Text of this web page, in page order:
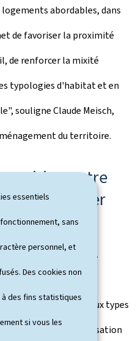
essentiels
sans
personnel, et
Des cookies non
des fins statistiques
si vous les
abordables, dans
de favoriser la proximité
de renforcer la mixité
typologies d'habitat et en
souligne Claude Meisch,
du territoire.
entre
et quartier
de l'avenue John F.
du quartier de
une place entre deux types
pourquoi l'organisation